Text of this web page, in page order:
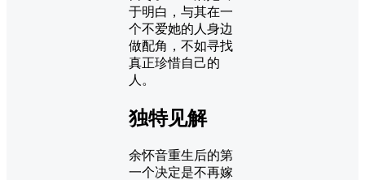
于明白，与其在一
个不爱她的人身边
做配角，不如寻找
真正珍惜自己的
人。
独特见解
余怀音重生后的第
一个决定是不再嫁